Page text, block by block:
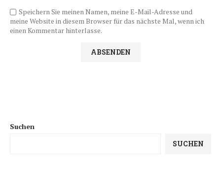
Speichern Sie meinen Namen, meine E-Mail-Adresse und
meine Website in diesem Browser für das nächste Mal, wenn ich
einen Kommentar hinterlasse.
Suchen
SUCHEN